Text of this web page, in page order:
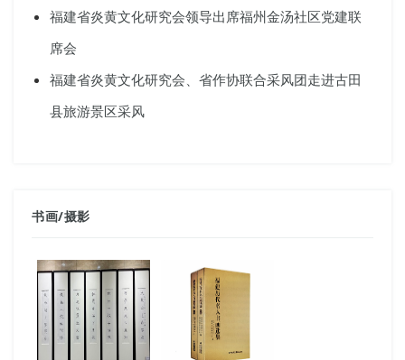
福建省炎黄文化研究会领导出席福州金汤社区党建联
席会
福建省炎黄文化研究会、省作协联合采风团走进古田
县旅游景区采风
书画/摄影